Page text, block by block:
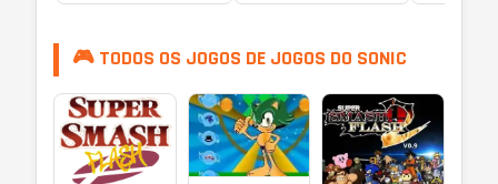
🎮 TODOS OS JOGOS DE JOGOS DO SONIC